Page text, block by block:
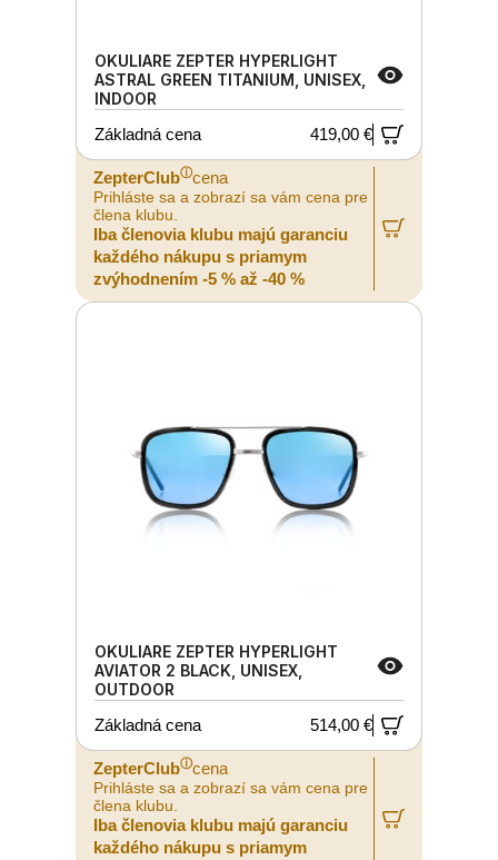
OKULIARE ZEPTER HYPERLIGHT
ASTRAL GREEN TITANIUM, UNISEX,
INDOOR
Základná cena
419,00 €
ZepterClubⓘcena
Prihláste sa a zobrazí sa vám cena pre
člena klubu.
Iba členovia klubu majú garanciu
každého nákupu s priamym
zvýhodnením -5 % až -40 %
OKULIARE ZEPTER HYPERLIGHT
AVIATOR 2 BLACK, UNISEX,
OUTDOOR
Základná cena
514,00 €
ZepterClubⓘcena
Prihláste sa a zobrazí sa vám cena pre
člena klubu.
Iba členovia klubu majú garanciu
každého nákupu s priamym